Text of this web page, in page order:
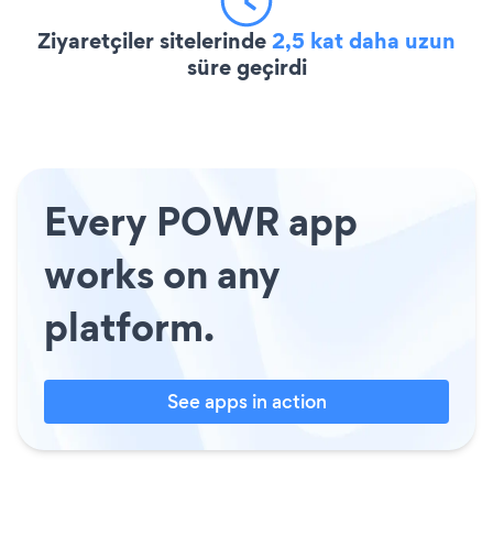
Ziyaretçiler sitelerinde2,5 kat daha uzun
süre geçirdi
Every POWR app
works on any
platform.
See apps in action